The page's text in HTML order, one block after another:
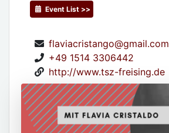
Event List >>
flaviacristango@gmail.com
+49 1514 3306442
http://www.tsz-freising.de